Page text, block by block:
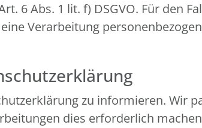
6 Abs. 1 lit. f) DSGVO. Für den
Verarbeitung
zu informieren. Wir
dies erforderlich